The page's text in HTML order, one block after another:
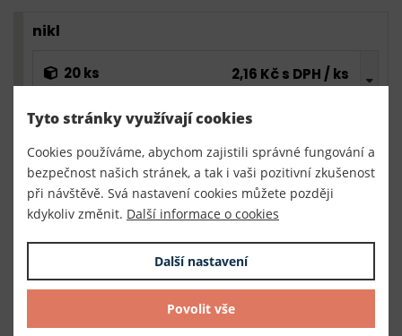
nikl
20 ks 2,16 Kč s DPH / ks
43,20 Kč s DPH
zlatá
20 ks 2,16 Kč s DPH / ks
Tyto stránky využívají cookies
Cookies používáme, abychom zajistili správné fungování a
bezpečnost našich stránek, a tak i vaši pozitivní zkušenost
při návštěvě. Svá nastavení cookies můžete později
kdykoliv změnit. Další informace o cookies
Další nastavení
Povolit vše